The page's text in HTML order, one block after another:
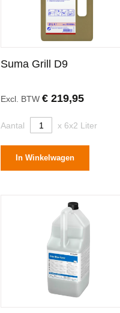
Suma Grill D9
Excl. BTW € 219,95
Aantal x 6x2 Liter
In Winkelwagen